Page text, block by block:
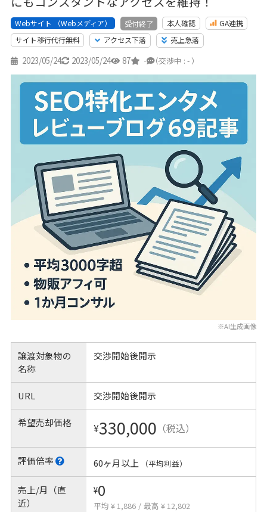
Webサイト （Webメディア） 受付終了 本人確認
GA連携
サイト移行代行無料
アクセス下落 売上急落
2023/05/24 2023/05/24 87 - -
（交渉中 : - ）
※AI生成画像
譲渡対象物の
名称
交渉開始後開示
URL 交渉開始後開示
希望売却価格 ¥330,000 （税込）
評価倍率 60ヶ月以上 （平均利益）
売上/月（直
近）
¥0
平均 ¥ 1,886 / 最高 ¥ 12,802